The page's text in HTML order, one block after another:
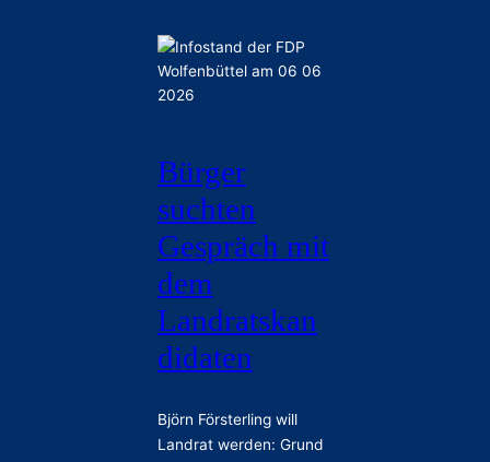
Bürger
suchten
Gespräch mit
dem
Landratskan
didaten
Björn Försterling will
Landrat werden: Grund